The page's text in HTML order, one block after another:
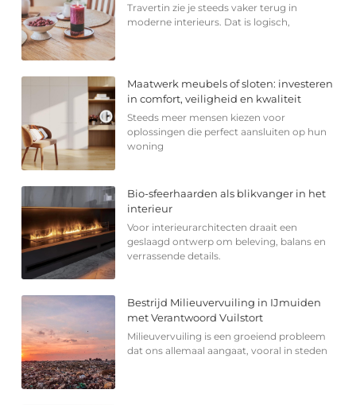
Travertin zie je steeds vaker terug in
moderne interieurs. Dat is logisch,
Maatwerk meubels of sloten: investeren
in comfort, veiligheid en kwaliteit
Steeds meer mensen kiezen voor
oplossingen die perfect aansluiten op hun
woning
Bio-sfeerhaarden als blikvanger in het
interieur
Voor interieurarchitecten draait een
geslaagd ontwerp om beleving, balans en
verrassende details.
Bestrijd Milieuvervuiling in IJmuiden
met Verantwoord Vuilstort
Milieuvervuiling is een groeiend probleem
dat ons allemaal aangaat, vooral in steden